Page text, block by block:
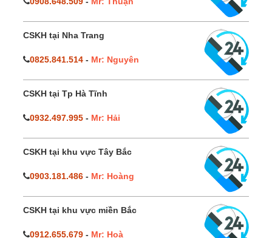
CSKH tại Nha Trang
0825.841.514 - Mr: Nguyên
CSKH tại Tp Hà Tĩnh
0932.497.995 - Mr: Hải
CSKH tại khu vực Tây Bắc
0903.181.486 - Mr: Hoàng
CSKH tại khu vực miền Bắc
0912.655.679 - Mr: Hoà